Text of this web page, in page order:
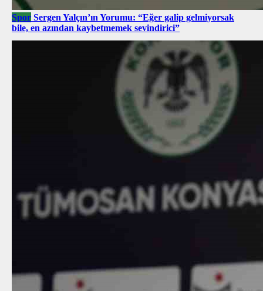
Spor Sergen Yalçın’ın Yorumu: “Eğer galip gelmiyorsak
bile, en azından kaybetmemek sevindirici”